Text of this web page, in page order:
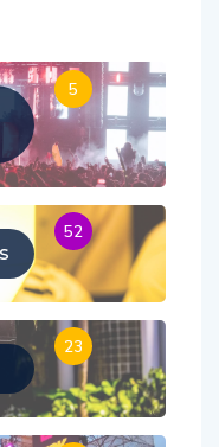
5
52
23